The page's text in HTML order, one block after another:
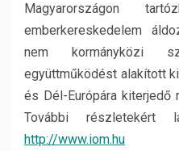
Magyarországon
emberkereskedelem
nem kormányközi
együttműködést alakított
és Dél-Európára kiterjedő
További részletekért
http://www.iom.hu